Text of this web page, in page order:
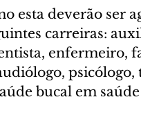
esta deverão ser
carreiras:
enfermeiro,
bucal em